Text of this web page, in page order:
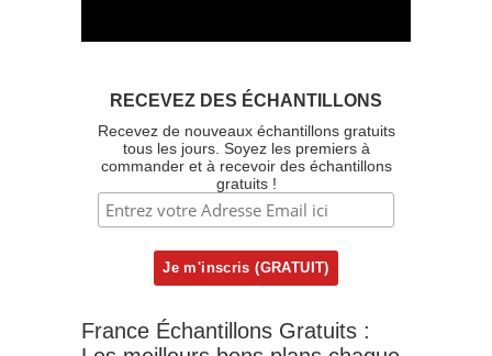
RECEVEZ DES ÉCHANTILLONS
Recevez de nouveaux échantillons gratuits
tous les jours. Soyez les premiers à
commander et à recevoir des échantillons
gratuits !
France Échantillons Gratuits :